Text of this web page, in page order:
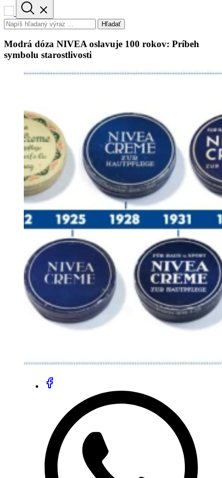
Hľadať
Modrá dóza NIVEA oslavuje 100 rokov: Príbeh
symbolu starostlivosti